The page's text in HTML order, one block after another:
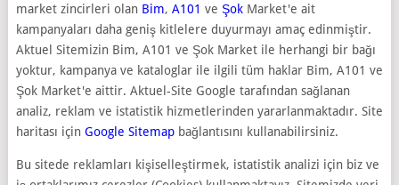
market zincirleri olan Bim, A101 ve ŞokMarket'e ait
kampanyaları daha geniş kitlelere duyurmayı amaç edinmiştir.
Aktuel Sitemizin Bim, A101 ve Şok Market ile herhangi bir bağı
yoktur, kampanya ve kataloglar ile ilgili tüm haklar Bim, A101 ve
Şok Market'e aittir. Aktuel-Site Google tarafından sağlanan
analiz, reklam ve istatistik hizmetlerinden yararlanmaktadır. Site
haritası için Google Sitemapbağlantısını kullanabilirsiniz.
Bu sitede reklamları kişiselleştirmek, istatistik analizi için biz ve